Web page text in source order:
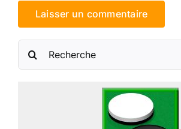
Rechercher: